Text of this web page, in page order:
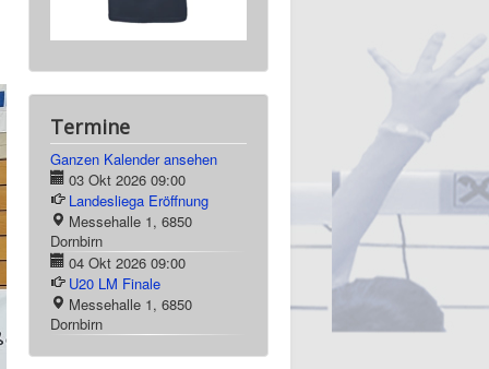
Termine
Ganzen Kalender ansehen
03 Okt 2026 09:00
Landesliega Eröffnung
Messehalle 1, 6850
Dornbirn
04 Okt 2026 09:00
U20 LM Finale
Messehalle 1, 6850
Dornbirn